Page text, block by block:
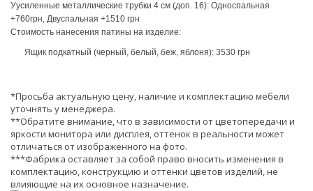
Уусиленные металлические трубки 4 см (доп. 16): Односпальная
+760грн, Двуспальная +1510 грн
Стоимость нанесения патины на изделие:
Ящик подкатный (черный, белый, беж, яблоня): 3530 грн
*Просьба актуальную цену, наличие и комплектацию мебели
уточнять у менеджера.
**Обратите внимание, что в зависимости от цветопередачи и
яркости монитора или дисплея, оттенок в реальности может
отличаться от изображенного на фото.
***Фабрика оставляет за собой право вносить изменения в
комплектацию, конструкцию и оттенки цветов изделий, не
влияющие на их основное назначение.